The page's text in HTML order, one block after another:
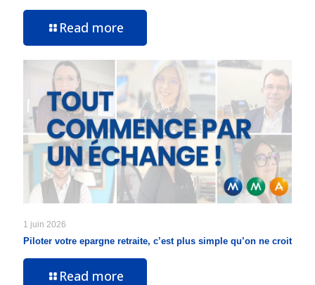
Read more
1 juin 2026
Piloter votre epargne retraite, c’est plus simple qu’on ne croit
Read more